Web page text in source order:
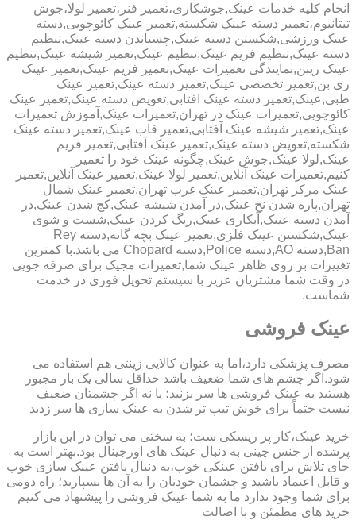
انجام کلیه خدمات عینک,جوشکاری،تعمیر فنر،تعمیر لولا،جوش
تیتانیوم،تعمیر دسته عینک شکسته,تعمیر عینک کائوچویی,دسته
عینک ورزشی,شکستن دسته عینک,چسباندن دسته عینک,تنظیم
دسته عینک,تنظیم فریم عینک,تنظیم عینک,تعمیر شیشه عینک,تنظیم
عینک ریبن,نمایندگی تعمیرات عینک,تعمیر فریم عینک,تعمیر عینک
ری بن,تعمیر تخصصی عینک,تعمیر دسته عینک,تعمیر عینک
طبی,عینک,تعمیر دسته عینک افتابی,تعویض دسته عینک,تعمیر عینک
کائوچویی,تعمیرات عینک در تهران,تعمیرات عینک,آموزش تعمیرات
عینک,تعمیر شیشه عینک آفتابی,تعمیر قاب عینک,تعمیر دسته عینک
شکسته,تعویض دسته عینک,تعمیر عینک آفتابی,تعمیر فریم
عینک,لولا عینک,جوش عینک,چگونه عینک خود را تعمیر
کنیم,تعمیرات عینک آنلاین,تعمیر لولا عینک,تعمیر عینک آنلاین,تعمیر
عینک مرکز تهران,تعمیر عینک غرب تهران,تعمیر عینک شمال
تهران,پاره شدن نخ عینک,در آمدن شیشه عینک,کج شدن عینک,در
آمدن دسته عینک,آبکاری عینک,رنگ کردن عینک,شست و شوی
عینک,شکستن عینک فلزی,تعمیر عینک بچه گانه,دسته Rey
Ban,دسته AO,دسته Police,دسته Chopard می باشد.با کمترین
تغییرات بر روی ظاهر عینک شما,تعمیرات مجیک برای صرفه جویی
در وقت شما مشتریان عزیز با سیستم تحویل فوری در خدمت
شماست.
عینک فروشی
مصرف پزشکی دارد،اما به عنوان کالایی زینتی هم استفاده می
شود.اگر چشم های شما ضعیف باشد حداقل سالی یک بار مجبور
هستید به عینک فروشی ها سر بزنید؛ یا نه اگر چشمتان ضعیف
نیست حتماً برای خوش تیپ تر شدن به عینک سازی ها سر زدید
خرید عینک،کار پر ریسکی ست؛ به سختی می توان در این بازار
پرشده از جنس چینی به دنبال عینک های اورجینال بود.بهتر است به
جای تلاش برای یافتن عینکی خوب،به دنبال یافتن عینک سازی خوب
و قابل اعتماد باشید و چشمان خودتان را به آن ها بسپارید؛ راه دومی
برای شما وجود ندارد ما به شما عینک فروشی را پیشنهاد می کنیم
خرید های مطمئن و با اصالت